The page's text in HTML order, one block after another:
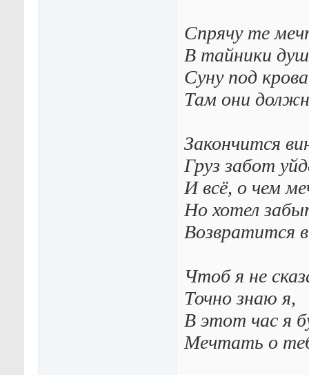
Спрячу те
В тайники
Суну под
Там они
Закончится
Груз забот
И всё, о чем
Но хотел
Возвратится
Чтоб я не
Точно знаю я,
В этот час я
Мечтать о